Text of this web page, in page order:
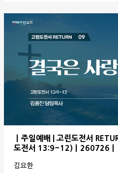
ㅣ주일예배 | 고린도전서
도전서 13:9~12)ㅣ260726ㅣ
김요한